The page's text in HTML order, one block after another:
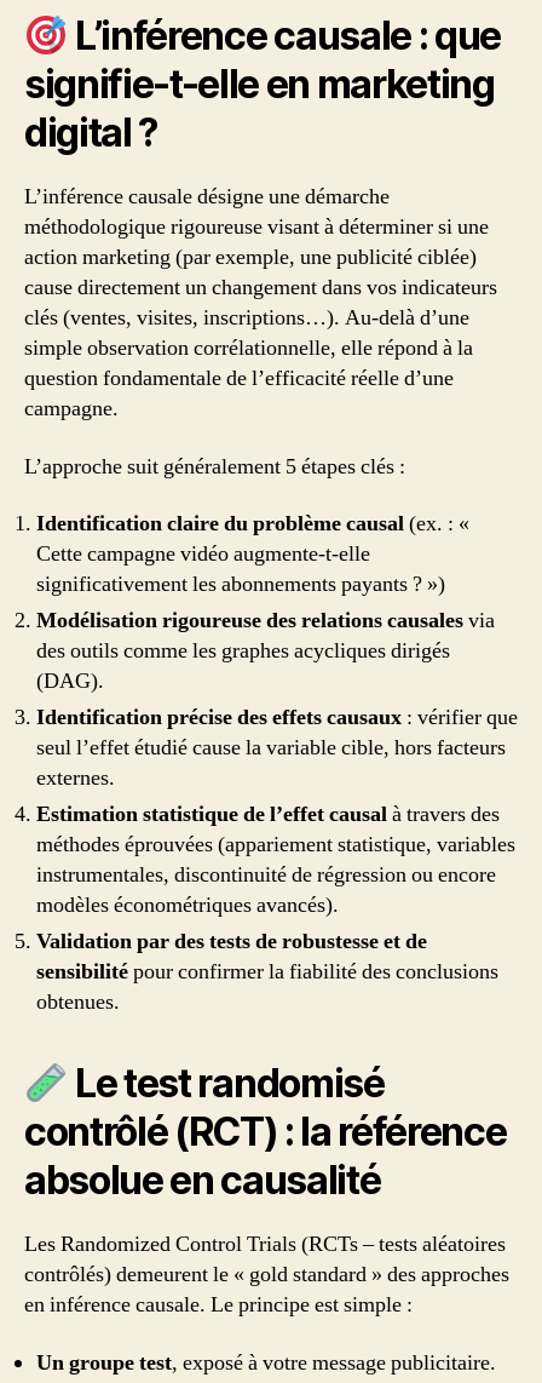
L’inférence causale : que
signifie-t-elle en marketing
digital ?
L’inférence causale désigne une démarche
méthodologique rigoureuse visant à déterminer si une
action marketing (par exemple, une publicité ciblée)
cause directement un changement dans vos indicateurs
clés (ventes, visites, inscriptions…). Au-delà d’une
simple observation corrélationnelle, elle répond à la
question fondamentale de l’efficacité réelle d’une
campagne.
L’approche suit généralement 5 étapes clés :
Identification claire du problème causal(ex. : «
Cette campagne vidéo augmente-t-elle
significativement les abonnements payants ? »)
Modélisation rigoureuse des relations causalesvia
des outils comme les graphes acycliques dirigés
(DAG).
Identification précise des effets causaux : vérifier que
seul l’effet étudié cause la variable cible, hors facteurs
externes.
Estimation statistique de l’effet causalà travers des
méthodes éprouvées (appariement statistique, variables
instrumentales, discontinuité de régression ou encore
modèles économétriques avancés).
Validation par des tests de robustesse et de
sensibilitépour confirmer la fiabilité des conclusions
obtenues.
Le test randomisé
contrôlé (RCT) : la référence
absolue en causalité
Les Randomized Control Trials (RCTs – tests aléatoires
contrôlés) demeurent le « gold standard » des approches
en inférence causale. Le principe est simple :
Un groupe test, exposé à votre message publicitaire.